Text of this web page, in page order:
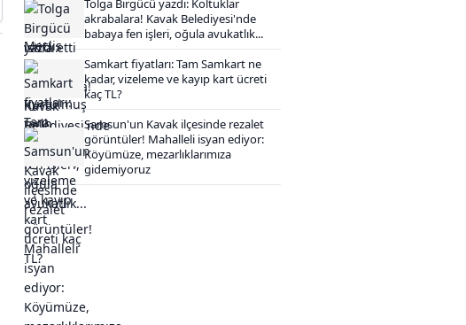
akrabalara! Kavak Belediyesi'nde
babaya fen işleri, oğula avukatlık...
Samkart fiyatları: Tam Samkart ne
kadar, vizeleme ve kayıp kart ücreti
kaç TL?
Samsun'un Kavak ilçesinde rezalet
görüntüler! Mahalleli isyan ediyor:
Köyümüze, mezarlıklarımıza
gidemiyoruz